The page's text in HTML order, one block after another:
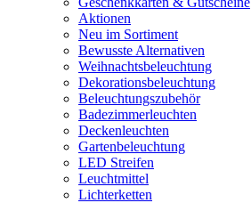
Aktionen
Neu im Sortiment
Bewusste Alternativen
Weihnachtsbeleuchtung
Dekorationsbeleuchtung
Beleuchtungszubehör
Badezimmerleuchten
Deckenleuchten
Gartenbeleuchtung
LED Streifen
Leuchtmittel
Lichterketten